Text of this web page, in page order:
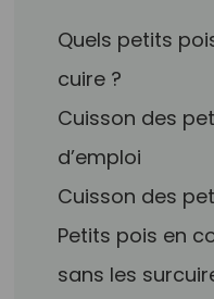
Quels petits
cuire ?
Cuisson des
d’emploi
Cuisson des
Petits pois en
sans les